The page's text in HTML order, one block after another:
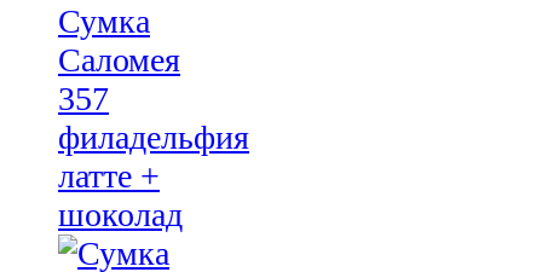
Сумка
Саломея
357
филадельфия
латте +
шоколад